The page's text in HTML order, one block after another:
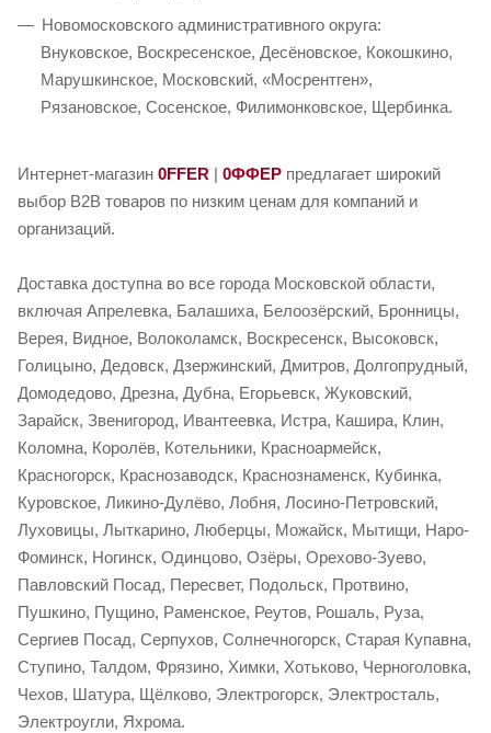
Новомосковского административного округа:
Внуковское, Воскресенское, Десёновское, Кокошкино,
Марушкинское, Московский, «Мосрентген»,
Рязановское, Сосенское, Филимонковское, Щербинка.
Интернет-магазин 0FFER | 0ФФЕР предлагает широкий
выбор B2B товаров по низким ценам для компаний и
организаций.
Доставка доступна во все города Московской области,
включая Апрелевка, Балашиха, Белоозёрский, Бронницы,
Верея, Видное, Волоколамск, Воскресенск, Высоковск,
Голицыно, Дедовск, Дзержинский, Дмитров, Долгопрудный,
Домодедово, Дрезна, Дубна, Егорьевск, Жуковский,
Зарайск, Звенигород, Ивантеевка, Истра, Кашира, Клин,
Коломна, Королёв, Котельники, Красноармейск,
Красногорск, Краснозаводск, Краснознаменск, Кубинка,
Куровское, Ликино-Дулёво, Лобня, Лосино-Петровский,
Луховицы, Лыткарино, Люберцы, Можайск, Мытищи, Наро-
Фоминск, Ногинск, Одинцово, Озёры, Орехово-Зуево,
Павловский Посад, Пересвет, Подольск, Протвино,
Пушкино, Пущино, Раменское, Реутов, Рошаль, Руза,
Сергиев Посад, Серпухов, Солнечногорск, Старая Купавна,
Ступино, Талдом, Фрязино, Химки, Хотьково, Черноголовка,
Чехов, Шатура, Щёлково, Электрогорск, Электросталь,
Электроугли, Яхрома.